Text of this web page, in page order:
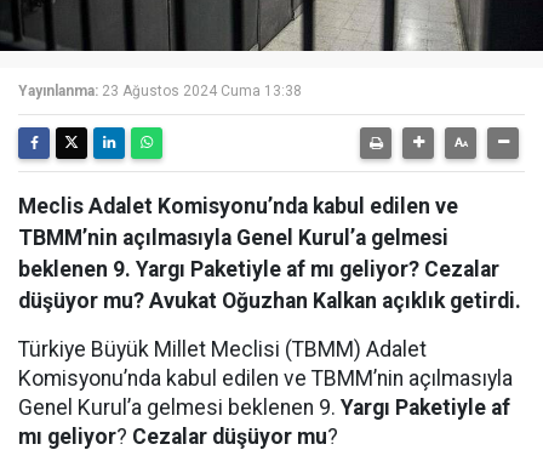
Yayınlanma: 23 Ağustos 2024 Cuma 13:38
Meclis Adalet Komisyonu’nda kabul edilen ve
TBMM’nin açılmasıyla Genel Kurul’a gelmesi
beklenen 9. Yargı Paketiyle af mı geliyor? Cezalar
düşüyor mu? Avukat Oğuzhan Kalkan açıklık getirdi.
Türkiye Büyük Millet Meclisi (TBMM) Adalet
Komisyonu’nda kabul edilen ve TBMM’nin açılmasıyla
Genel Kurul’a gelmesi beklenen 9. Yargı Paketiyle af
mı geliyor? Cezalar düşüyor mu?